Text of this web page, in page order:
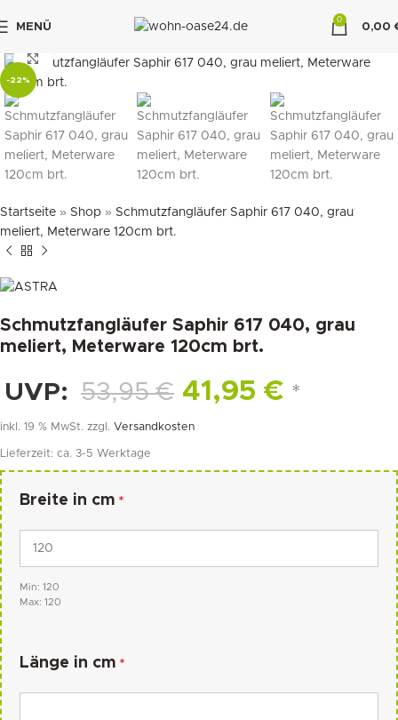
MENÜ
0
0,00
-22%
klicken um zu vergrößern
Startseite » Shop » Schmutzfangläufer Saphir 617 040, grau
meliert, Meterware 120cm brt.
Schmutzfangläufer Saphir 617 040, grau
meliert, Meterware 120cm brt.
UVP: 53,95€ 41,95 € *
inkl. 19 % MwSt. zzgl. Versandkosten
Lieferzeit: ca. 3-5 Werktage
Breite in cm *
Min: 120
Max: 120
Länge in cm *